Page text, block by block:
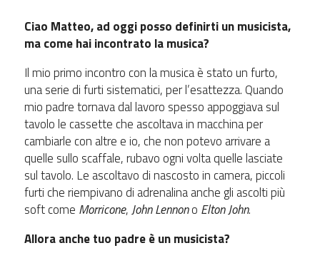
Ciao Matteo, ad oggi posso definirti un musicista,
ma come hai incontrato la musica?
Il mio primo incontro con la musica è stato un furto,
una serie di furti sistematici, per l’esattezza. Quando
mio padre tornava dal lavoro spesso appoggiava sul
tavolo le cassette che ascoltava in macchina per
cambiarle con altre e io, che non potevo arrivare a
quelle sullo scaffale, rubavo ogni volta quelle lasciate
sul tavolo. Le ascoltavo di nascosto in camera, piccoli
furti che riempivano di adrenalina anche gli ascolti più
soft come Morricone,John Lennono Elton John.
Allora anche tuo padre è un musicista?